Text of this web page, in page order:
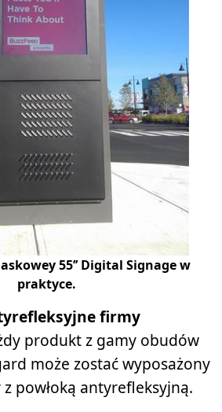
55’’ Digital Signage w
praktyce.
firmy
produkt z gamy obudów
może zostać wyposażony
powłoką antyrefleksyjną.